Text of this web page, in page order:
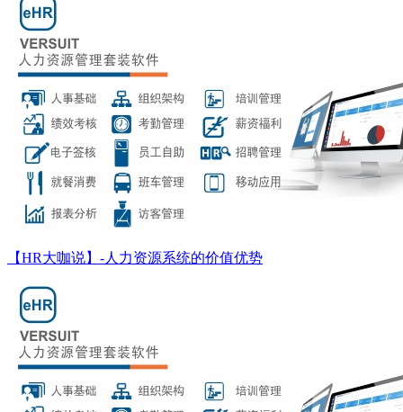
【HR大咖说】-人力资源系统的价值优势